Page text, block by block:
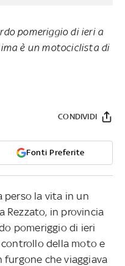
pomeriggio di ieri a
è un motociclista di
Fonti Preferite
CONDIVIDI
perso la vita in un
Rezzato, in provincia
pomeriggio di ieri
della moto e
che viaggiava